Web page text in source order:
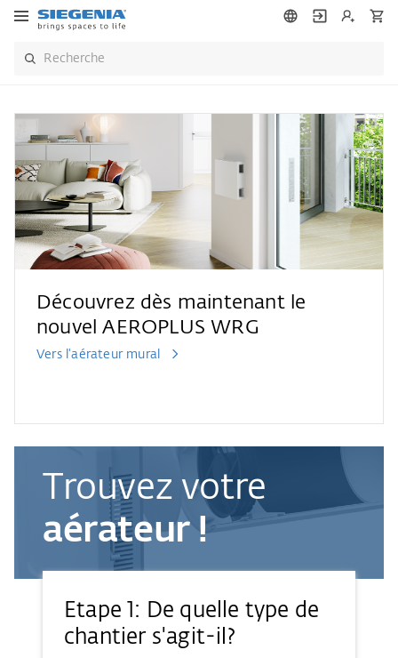
Découvrez dès maintenant le
nouvel AEROPLUS WRG
Vers l'aérateur mural
Trouvez votre
aérateur !
Etape 1: De quelle type de
chantier s'agit-il?